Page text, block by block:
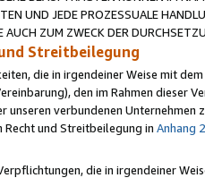
UND JEDE PROZESSUALE
AUCH ZUM ZWECK DER
Streitbeilegung
die in irgendeiner Weise mit
den im Rahmen dieser
unseren verbundenen
Recht und Streitbeilegung in Anhang 2
die in irgendeiner